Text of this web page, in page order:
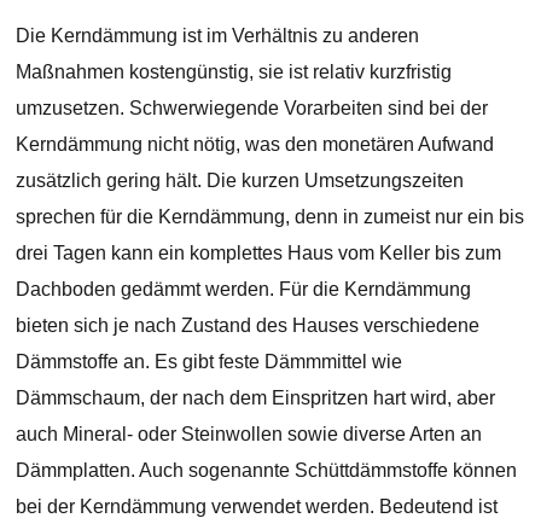
Die Kerndämmung ist im Verhältnis zu anderen
Maßnahmen kostengünstig, sie ist relativ kurzfristig
umzusetzen. Schwerwiegende Vorarbeiten sind bei der
Kerndämmung nicht nötig, was den monetären Aufwand
zusätzlich gering hält. Die kurzen Umsetzungszeiten
sprechen für die Kerndämmung, denn in zumeist nur ein bis
drei Tagen kann ein komplettes Haus vom Keller bis zum
Dachboden gedämmt werden. Für die Kerndämmung
bieten sich je nach Zustand des Hauses verschiedene
Dämmstoffe an. Es gibt feste Dämmmittel wie
Dämmschaum, der nach dem Einspritzen hart wird, aber
auch Mineral- oder Steinwollen sowie diverse Arten an
Dämmplatten. Auch sogenannte Schüttdämmstoffe können
bei der Kerndämmung verwendet werden. Bedeutend ist